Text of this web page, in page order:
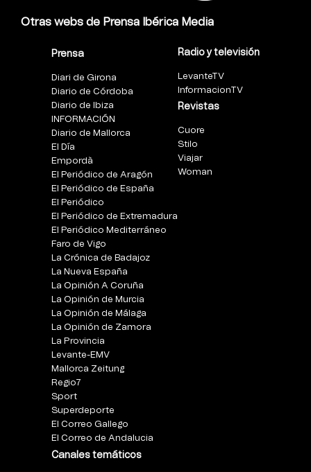
Otras webs de Prensa Ibérica Media
Prensa
Diari de Girona
Diario de Córdoba
Diario de Ibiza
INFORMACIÓN
Diario de Mallorca
El Día
Empordà
El Periódico de Aragón
El Periódico de España
El Periódico
El Periódico de Extremadura
El Periódico Mediterráneo
Faro de Vigo
La Crónica de Badajoz
La Nueva España
La Opinión A Coruña
La Opinión de Murcia
La Opinión de Málaga
La Opinión de Zamora
La Provincia
Levante-EMV
Mallorca Zeitung
Regio7
Sport
Superdeporte
El Correo Gallego
El Correo de Andalucia
Canales temáticos
Radio y televisión
LevanteTV
InformacionTV
Revistas
Cuore
Stilo
Viajar
Woman